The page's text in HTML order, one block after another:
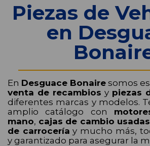
Piezas de
en
En Desguace Bonaire somos
venta de recambios y piezas
diferentes marcas y modelos.
amplio catálogo con
mano, cajas de cambio usadas
de carrocería y mucho más,
y garantizado para asegurar la